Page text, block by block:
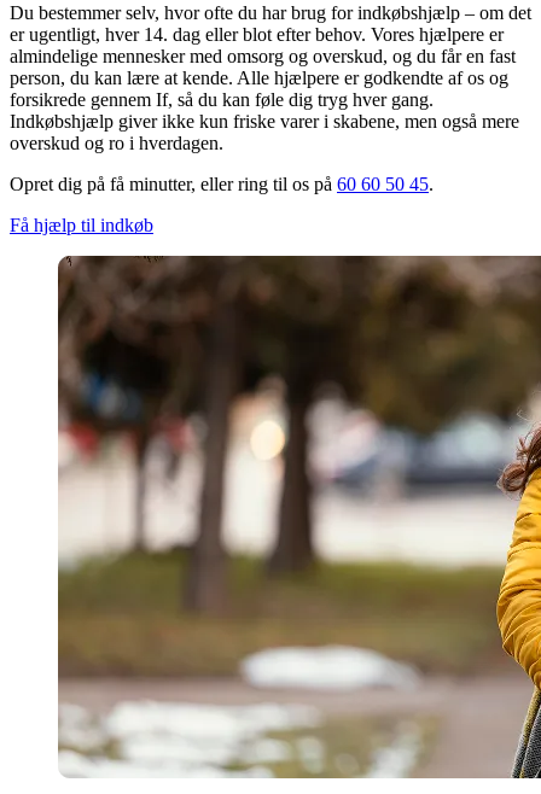
Du bestemmer selv, hvor ofte du har brug for indkøbshjælp – om det
er ugentligt, hver 14. dag eller blot efter behov. Vores hjælpere er
almindelige mennesker med omsorg og overskud, og du får en fast
person, du kan lære at kende. Alle hjælpere er godkendte af os og
forsikrede gennem If, så du kan føle dig tryg hver gang.
Indkøbshjælp giver ikke kun friske varer i skabene, men også mere
overskud og ro i hverdagen.
Opret dig på få minutter, eller ring til os på 60 60 50 45.
Få hjælp til indkøb